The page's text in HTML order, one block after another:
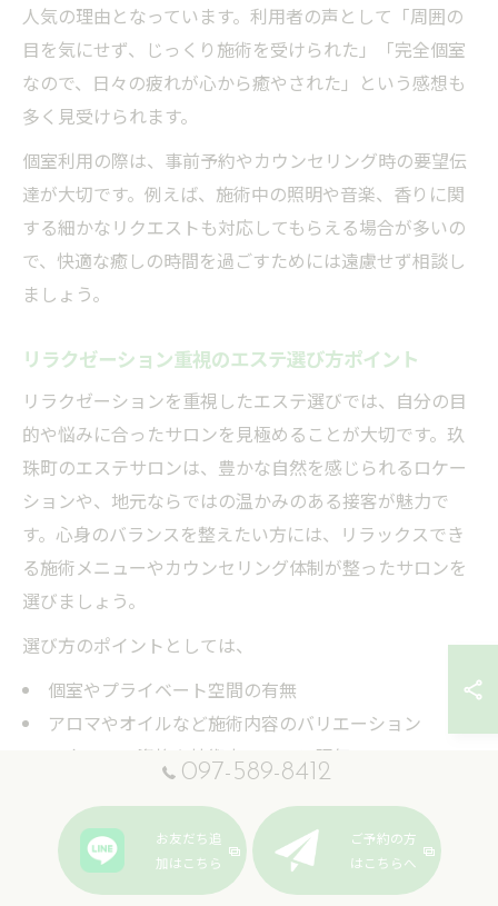
人気の理由となっています。利用者の声として「周囲の
目を気にせず、じっくり施術を受けられた」「完全個室
なので、日々の疲れが心から癒やされた」という感想も
多く見受けられます。
個室利用の際は、事前予約やカウンセリング時の要望伝
達が大切です。例えば、施術中の照明や音楽、香りに関
する細かなリクエストも対応してもらえる場合が多いの
で、快適な癒しの時間を過ごすためには遠慮せず相談し
ましょう。
リラクゼーション重視のエステ選び方ポイント
リラクゼーションを重視したエステ選びでは、自分の目
的や悩みに合ったサロンを見極めることが大切です。玖
珠町のエステサロンは、豊かな自然を感じられるロケー
ションや、地元ならではの温かみのある接客が魅力で
す。心身のバランスを整えたい方には、リラックスでき
る施術メニューやカウンセリング体制が整ったサロンを
選びましょう。
選び方のポイントとしては、
個室やプライベート空間の有無
アロマやオイルなど施術内容のバリエーション
スタッフの資格や技術力、口コミ評価
などが挙げられます。特にアロママッサージやフェイシ
ャルエステなど、心地よい香りや手技を楽しめるメニュ
ーは高い人気を誇ります。
097-589-8412
お友だち追
加はこちら
ご予約の方
はこちらへ